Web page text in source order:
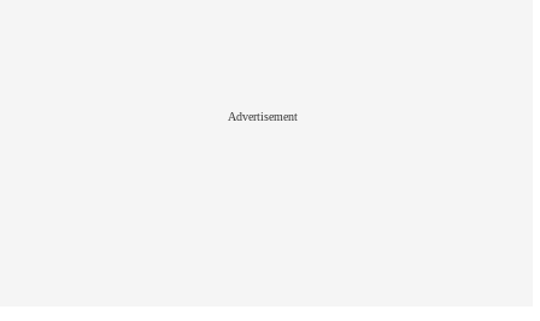
Advertisement